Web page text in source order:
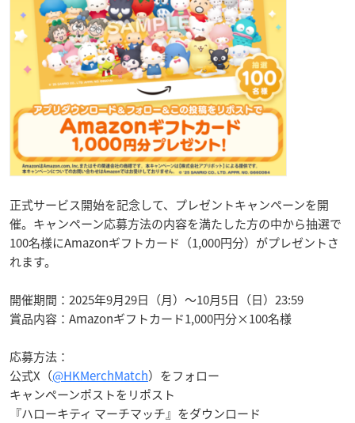
正式サービス開始を記念して、プレゼントキャンペーンを開
催。キャンペーン応募方法の内容を満たした方の中から抽選で
100名様にAmazonギフトカード（1,000円分）がプレゼントさ
れます。
開催期間：2025年9月29日（月）～10月5日（日）23:59
賞品内容：Amazonギフトカード1,000円分×100名様
応募方法：
公式X（@HKMerchMatch）をフォロー
キャンペーンポストをリポスト
『ハローキティ マーチマッチ』をダウンロード